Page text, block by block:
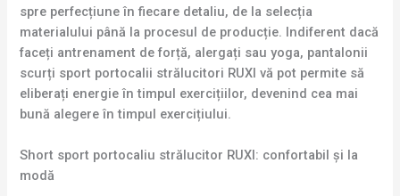
spre perfecțiune în fiecare detaliu, de la selecția
materialului până la procesul de producție. Indiferent dacă
faceți antrenament de forță, alergați sau yoga, pantalonii
scurți sport portocalii strălucitori RUXI vă pot permite să
eliberați energie în timpul exercițiilor, devenind cea mai
bună alegere în timpul exercițiului.
Short sport portocaliu strălucitor RUXI: confortabil și la
modă